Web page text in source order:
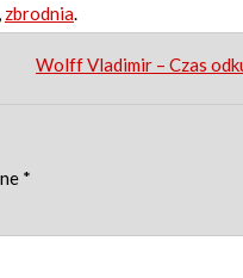
zbrodnia
Wolff Vladimir – Czas
*